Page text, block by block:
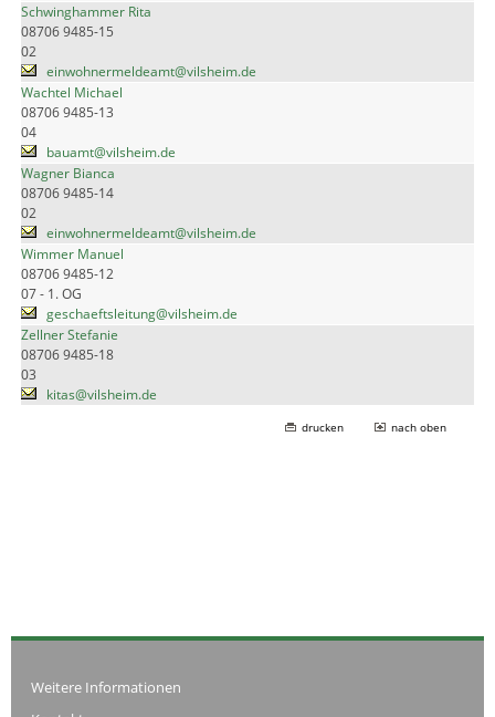
Schwinghammer Rita
08706 9485-15
02
einwohnermeldeamt@vilsheim.de
Wachtel Michael
08706 9485-13
04
bauamt@vilsheim.de
Wagner Bianca
08706 9485-14
02
einwohnermeldeamt@vilsheim.de
Wimmer Manuel
08706 9485-12
07 - 1. OG
geschaeftsleitung@vilsheim.de
Zellner Stefanie
08706 9485-18
03
kitas@vilsheim.de
drucken nach oben
Weitere Informationen